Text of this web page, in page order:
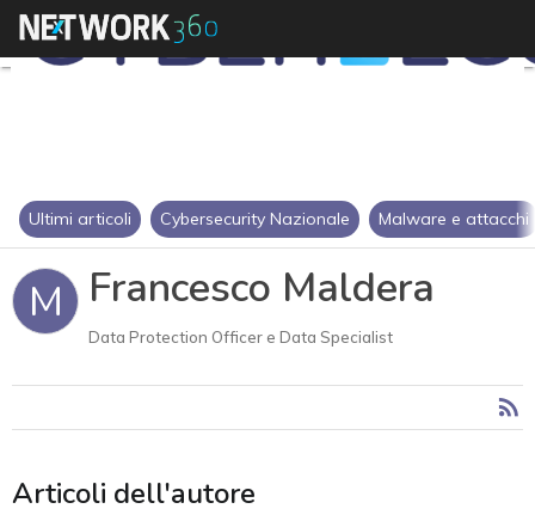
Ultimi articoli Cybersecurity Nazionale Malware e attacchi
M Francesco Maldera
Data Protection Officer e Data Specialist
Articoli dell'autore